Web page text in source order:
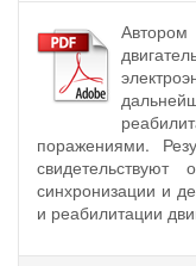
поражениями.
свидетельствуют
синхронизации и
и реабилитации